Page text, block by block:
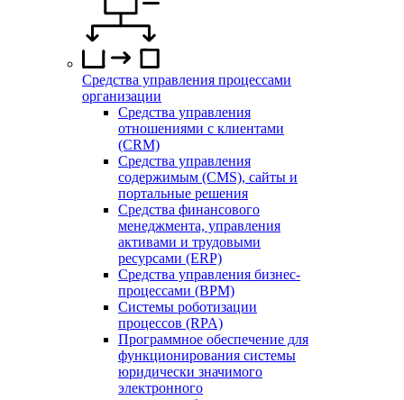
Средства управления процессами
организации
Средства управления
отношениями с клиентами
(CRM)
Средства управления
содержимым (CMS), сайты и
портальные решения
Средства финансового
менеджмента, управления
активами и трудовыми
ресурсами (ERP)
Средства управления бизнес-
процессами (BPM)
Системы роботизации
процессов (RPA)
Программное обеспечение для
функционирования системы
юридически значимого
электронного